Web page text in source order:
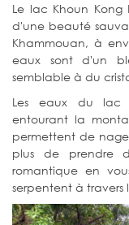
Le lac Khoun
d'une beauté
Khammouan, à
eaux sont d'un
semblable à du
Les eaux du lac
entourant la
permettent de
plus de prendre
romantique en
serpentent à travers